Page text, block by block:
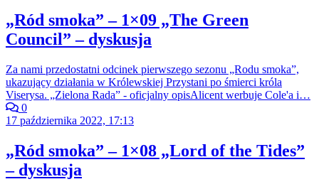
„Ród smoka” – 1×09 „The Green
Council” – dyskusja
Za nami przedostatni odcinek pierwszego sezonu „Rodu smoka”,
ukazujący działania w Królewskiej Przystani po śmierci króla
Viserysa. „Zielona Rada” - oficjalny opisAlicent werbuje Cole'a i…
0
17 października 2022, 17:13
„Ród smoka” – 1×08 „Lord of the Tides”
– dyskusja